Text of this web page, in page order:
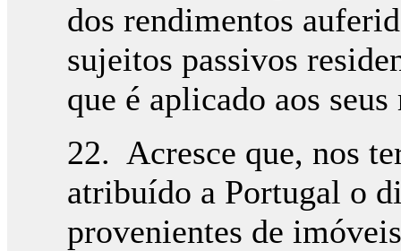
dos rendimentos
sujeitos passivos
que é aplicado aos
22. Acresce que, nos
atribuído a Portugal o
provenientes de